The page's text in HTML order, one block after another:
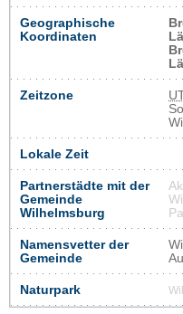
Geographische
Koordinaten
Zeitzone
Lokale Zeit
Partnerstädte mit der
Gemeinde
Wilhelmsburg
Namensvetter der
Gemeinde
Naturpark